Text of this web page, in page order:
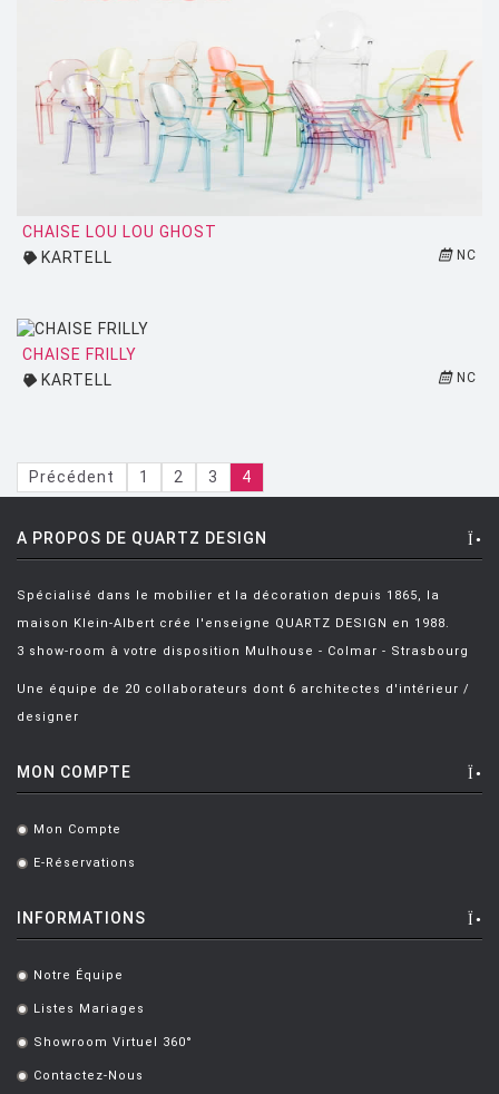
CHAISE LOU LOU GHOST
KARTELL
NC
CHAISE FRILLY
KARTELL
NC
Précédent 1 2 3 4
A PROPOS DE QUARTZ DESIGN
Spécialisé dans le mobilier et la décoration depuis 1865, la
maison Klein-Albert crée l'enseigne QUARTZ DESIGN en 1988.
3 show-room à votre disposition Mulhouse - Colmar - Strasbourg
Une équipe de 20 collaborateurs dont 6 architectes d'intérieur /
designer
MON COMPTE
. Mon Compte
. E-Réservations
INFORMATIONS
. Notre Équipe
. Listes Mariages
. Showroom Virtuel 360°
. Contactez-Nous